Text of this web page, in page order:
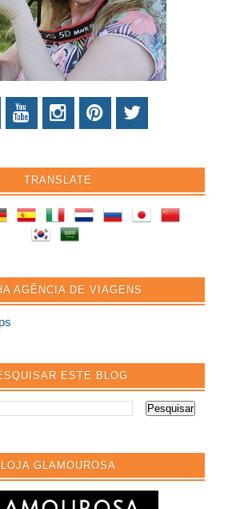
TRANSLATE
AGÊNCIA DE VIAGENS
ESTE BLOG
LOJA GLAMOUROSA